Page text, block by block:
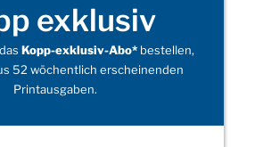
exklusiv
Kopp-exklusiv-Abo*bestellen,
52 wöchentlich erscheinenden
Printausgaben.